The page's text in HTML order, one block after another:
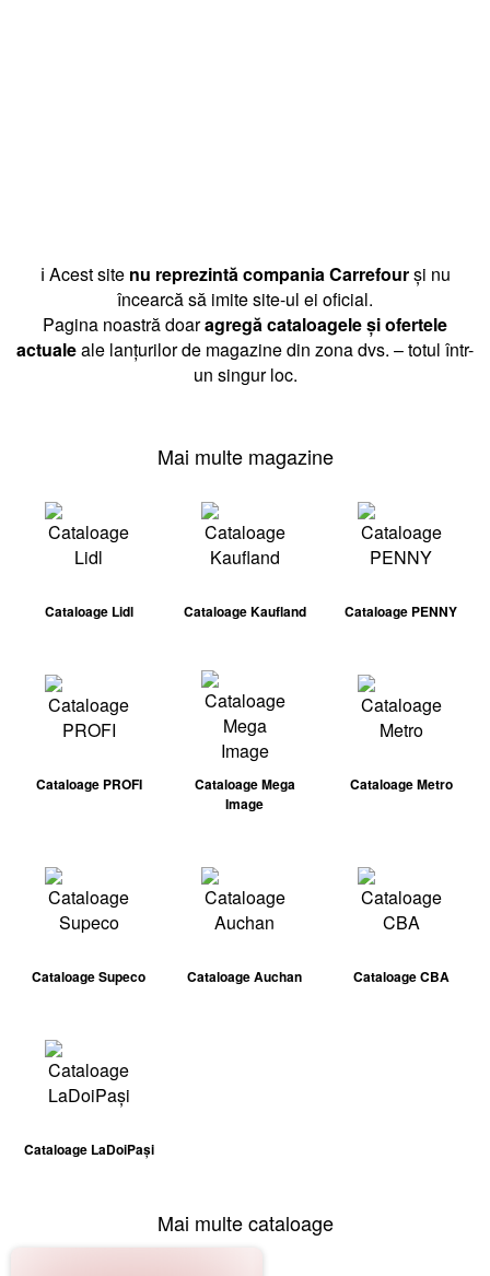
ℹ️ Acest site nu reprezintă compania Carrefourși nu
încearcă să imite site-ul ei oficial.
Pagina noastră doaragregă cataloagele și ofertele
actualeale lanțurilor de magazine din zona dvs. – totul într-
un singur loc.
Mai multe magazine
Cataloage Lidl Cataloage Kaufland Cataloage PENNY
Cataloage PROFI
Cataloage Mega
Image
Cataloage Metro
Cataloage Supeco Cataloage Auchan Cataloage CBA
Cataloage LaDoiPași
Mai multe cataloage